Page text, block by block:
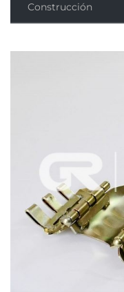
Construcción